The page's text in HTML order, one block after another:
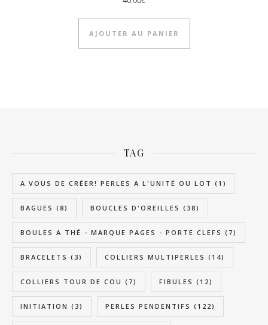
AJOUTER AU PANIER
TAG
A VOUS DE CRÉER! PERLES A L'UNITÉ OU LOT (1)
BAGUES (8) BOUCLES D'OREILLES (38)
BOULES A THÉ - MARQUE PAGES - PORTE CLEFS (7)
BRACELETS (3) COLLIERS MULTIPERLES (14)
COLLIERS TOUR DE COU (7) FIBULES (12)
INITIATION (3) PERLES PENDENTIFS (122)